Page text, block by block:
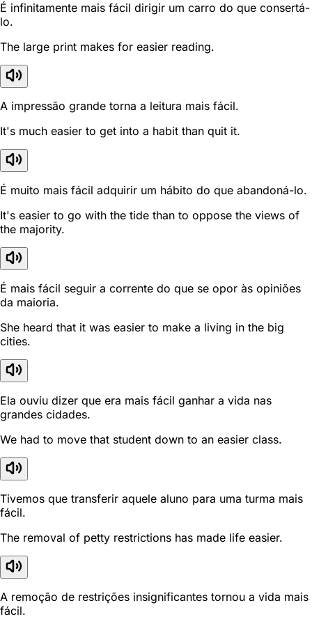
É infinitamente mais fácil dirigir um carro do que consertá-
lo.
The large print makes for easier reading.
A impressão grande torna a leitura mais fácil.
It's much easier to get into a habit than quit it.
É muito mais fácil adquirir um hábito do que abandoná-lo.
It's easier to go with the tide than to oppose the views of
the majority.
É mais fácil seguir a corrente do que se opor às opiniões
da maioria.
She heard that it was easier to make a living in the big
cities.
Ela ouviu dizer que era mais fácil ganhar a vida nas
grandes cidades.
We had to move that student down to an easier class.
Tivemos que transferir aquele aluno para uma turma mais
fácil.
The removal of petty restrictions has made life easier.
A remoção de restrições insignificantes tornou a vida mais
fácil.